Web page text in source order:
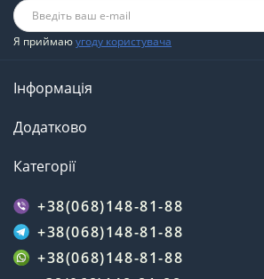
Я приймаюугоду користувача
Інформація
Додатково
Категорії
+38(068)148-81-88
+38(068)148-81-88
+38(068)148-81-88